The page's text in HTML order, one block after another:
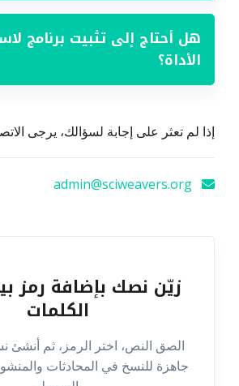
هل أحتاج إلى تثبيت برنامج
الأداة؟
إذا لم تعثر على إجابة لسؤالك، يرجى
زيّن نصك بإضافة رمز
الكلمات
الصق النص، اختر الرمز، ثم
جاهزة للنسخ في المحادثات